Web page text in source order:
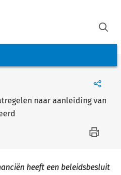
naar aanleiding van
heeft een beleidsbesluit